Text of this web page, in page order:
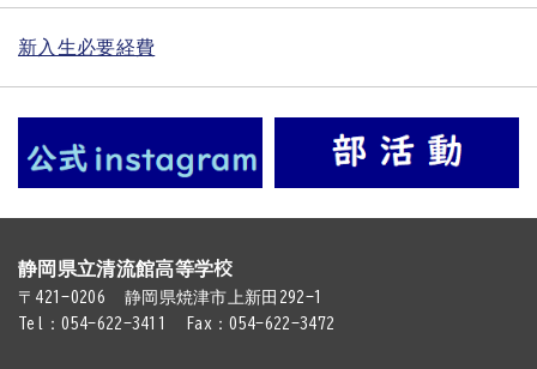
新入生必要経費
静岡県立清流館高等学校
〒421-0206
静岡県焼津市上新田292-1
Tel：054-622-3411
Fax：054-622-3472